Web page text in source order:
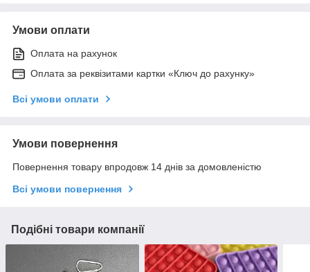
Умови оплати
Оплата на рахунок
Оплата за реквізитами картки «Ключ до рахунку»
Всі умови оплати
Умови повернення
Повернення товару впродовж 14 днів за домовленістю
Всі умови повернення
Подібні товари компанії